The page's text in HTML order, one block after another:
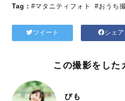
Tag： #マタニティフォト #おうち
ツイート シェア
この撮影をした
ぴも